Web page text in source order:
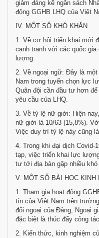
giảm đáng kể ngân sách
động GGHB LHQ của Việt
IV. MỘT SỐ KHÓ KHĂN
1. Về cơ hội triển khai mới
cạnh tranh với các quốc
lượng.
2. Về ngoại ngữ: Đây là
Nam trong tuyển chọn lực
Quân đội cần đầu tư hơn
yêu cầu của LHQ.
3. Về tỷ lệ nữ giới: Hiện
nữ giới là 10/63 (15,8%).
Việc duy trì tỷ lệ này cũng
4. Trong khi đại dịch Covid-
tạp, việc triển khai lực
tư tới địa bàn gặp nhiều khó
V. MỘT SỐ BÀI HỌC KINH
1. Tham gia hoạt động
tín của Việt Nam trên
đối ngoại của Đảng, Ngoại
đặc biệt là thúc đẩy công
2. Kiến thức, kinh nghiệm